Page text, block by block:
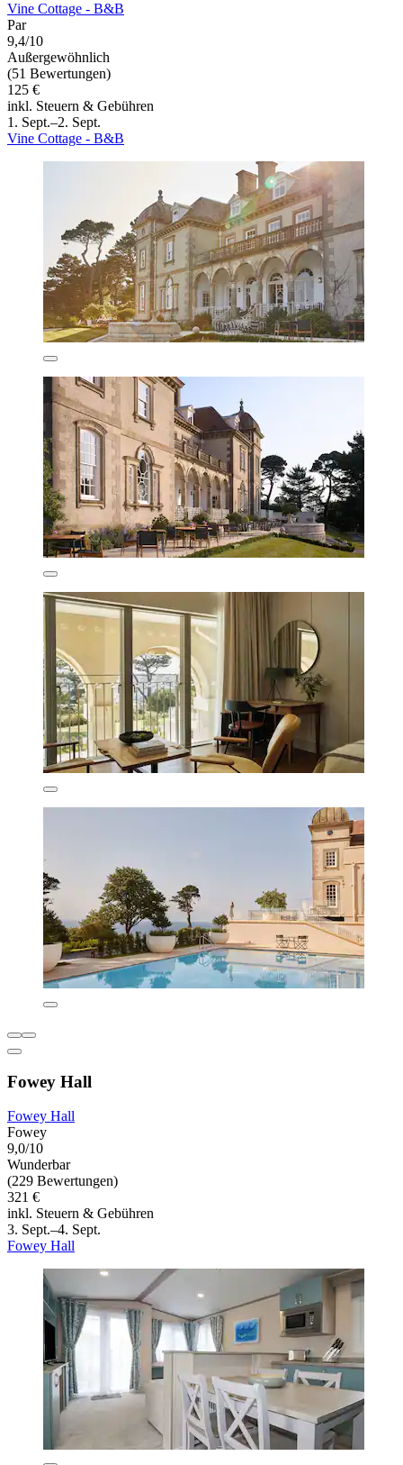
Vine Cottage - B&B
Par
9,4/10
Außergewöhnlich
(51 Bewertungen)
125 €
inkl. Steuern & Gebühren
1. Sept.–2. Sept.
Vine Cottage - B&B
Fowey Hall
Fowey Hall
Fowey
9,0/10
Wunderbar
(229 Bewertungen)
321 €
inkl. Steuern & Gebühren
3. Sept.–4. Sept.
Fowey Hall